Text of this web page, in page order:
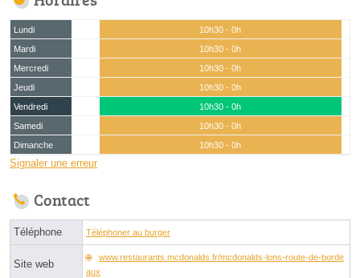
Lundi
10h30 - 0h
Mardi
10h30 - 0h
Mercredi
10h30 - 0h
Jeudi
10h30 - 0h
Vendredi
10h30 - 0h
Samedi
10h30 - 0h
Dimanche
10h30 - 0h
Signaler une erreur
Contact
Téléphone Téléphoner au burger
Site web
www.restaurants.mcdonalds.fr/mcdonalds-lons-route-de-borde
aux